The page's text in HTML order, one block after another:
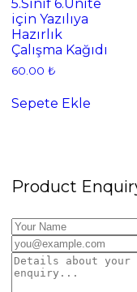
5.Sınıf 6.Ünite
için Yazılıya
Hazırlık
Çalışma Kağıdı
60.00₺
Sepete Ekle
Product